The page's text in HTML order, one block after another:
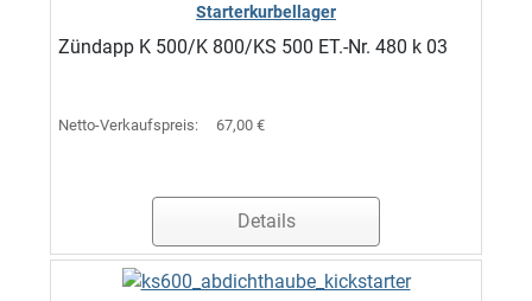
Starterkurbellager
Zündapp K 500/K 800/KS 500 ET.-Nr. 480 k 03
Netto-Verkaufspreis: 67,00 €
Details